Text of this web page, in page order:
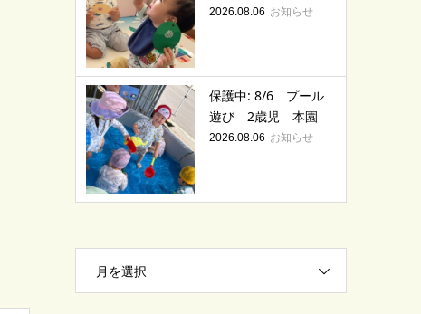
2026.08.06 お知らせ
保護中: 8/6 プール
遊び 2歳児 本園
2026.08.06 お知らせ
月を選択